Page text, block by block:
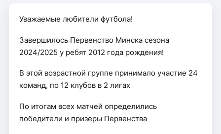
Уважаемые любители футбола!
Завершилось Первенство Минска сезона
2024/2025 у ребят 2012 года рождения!
В этой возрастной группе принимало участие 24
команд, по 12 клубов в 2 лигах
По итогам всех матчей определились
победители и призеры Первенства